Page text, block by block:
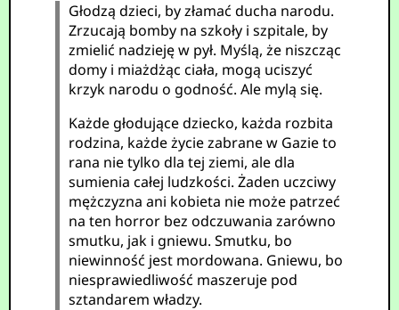
Głodzą dzieci, by złamać ducha narodu.
Zrzucają bomby na szkoły i szpitale, by
zmielić nadzieję w pył. Myślą, że niszcząc
domy i miażdżąc ciała, mogą uciszyć
krzyk narodu o godność. Ale mylą się.
Każde głodujące dziecko, każda rozbita
rodzina, każde życie zabrane w Gazie to
rana nie tylko dla tej ziemi, ale dla
sumienia całej ludzkości. Żaden uczciwy
mężczyzna ani kobieta nie może patrzeć
na ten horror bez odczuwania zarówno
smutku, jak i gniewu. Smutku, bo
niewinność jest mordowana. Gniewu, bo
niesprawiedliwość maszeruje pod
sztandarem władzy.